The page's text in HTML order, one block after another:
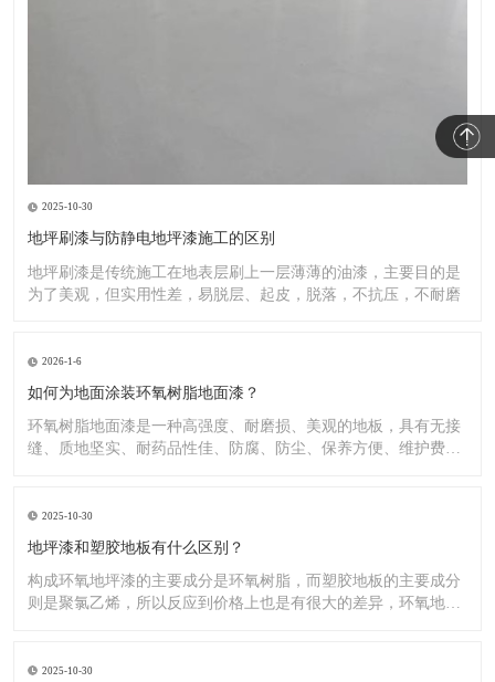
2025-10-30
地坪刷漆与防静电地坪漆施工的区别
地坪刷漆是传统施工在地表层刷上一层薄薄的油漆，主要目的是
为了美观，但实用性差，易脱层、起皮，脱落，不抗压，不耐磨
2026-1-6
如何为地面涂装环氧树脂地面漆？
环氧树脂地面漆是一种高强度、耐磨损、美观的地板，具有无接
缝、质地坚实、耐药品性佳、防腐、防尘、保养方便、维护费用
2025-10-30
地坪漆和塑胶地板有什么区别？
构成环氧地坪漆的主要成分是环氧树脂，而塑胶地板的主要成分
则是聚氯乙烯，所以反应到价格上也是有很大的差异，环氧地坪
2025-10-30